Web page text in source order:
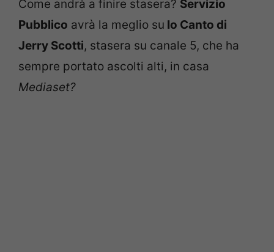
Come andrà a finire stasera? Servizio
Pubblico avrà la meglio su Io Canto di
Jerry Scotti, stasera su canale 5, che ha
sempre portato ascolti alti, in casa
Mediaset?